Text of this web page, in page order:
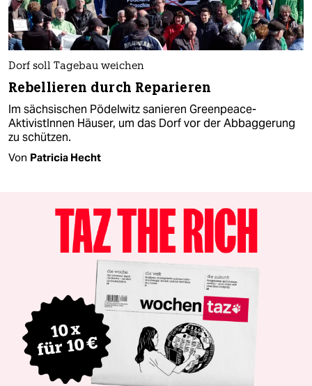
Dorf soll Tagebau weichen
Rebellieren durch Reparieren
Im sächsischen Pödelwitz sanieren Greenpeace-
AktivistInnen Häuser, um das Dorf vor der Abbaggerung
zu schützen.
Von Patricia Hecht